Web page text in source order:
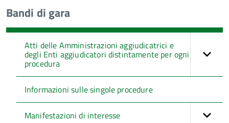
Bandi di gara
Atti delle Amministrazioni aggiudicatrici e
degli Enti aggiudicatori distintamente per ogni
procedura
Informazioni sulle singole procedure
Manifestazioni di interesse